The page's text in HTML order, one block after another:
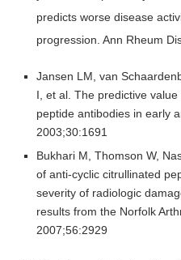
predicts worse disease
progression. Ann Rheum
Jansen LM, van
I, et al. The predictive
peptide antibodies in early
2003;30:1691
Bukhari M, Thomson W,
of anti-cyclic citrullinated
severity of radiologic
results from the Norfolk
2007;56:2929